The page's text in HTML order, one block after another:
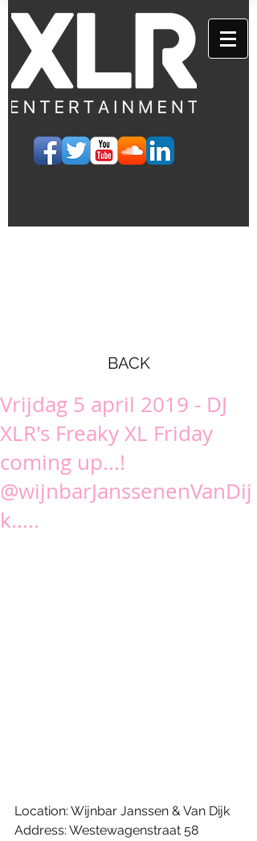
BACK
Vrijdag 5 april 2019 - DJ
XLR's Freaky XL Friday
coming up...!
@wijnbarJanssenenVanDij
k.....
Location: Wijnbar Janssen & Van Dijk
Address: Westewagenstraat 58